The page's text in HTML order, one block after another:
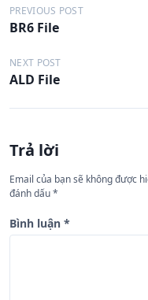
Đ
i
ề
u
h
ớ
n
g
b
PREVIOUS POST
BR6 File
NEXT POST
ALD File
Trả lời
Email của bạn sẽ không được
đánh dấu*
Bình luận *